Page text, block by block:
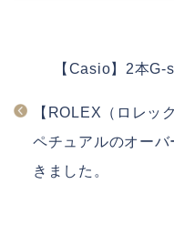
【Casio】2本G-
【ROLEX（ロレッ
ペチュアルのオー
きました。